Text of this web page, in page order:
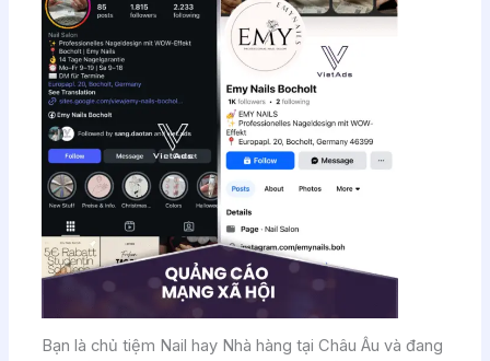
Bạn là chủ tiệm Nail hay Nhà hàng tại Châu Âu và đang